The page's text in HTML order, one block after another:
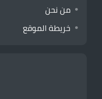
من نحن
خريطة الموقع